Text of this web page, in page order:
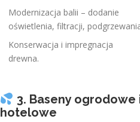
Modernizacja balii – dodanie
oświetlenia, filtracji,
Konserwacja i impregnacja
drewna.
3. Baseny ogrodowe
hotelowe